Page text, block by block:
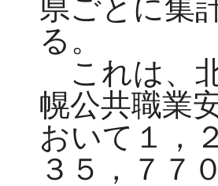
県ごとに集
る。
これは、
幌公共職業
おいて１，
３５，７７